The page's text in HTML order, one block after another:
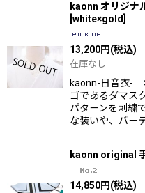
kaonn オリジ
white×gold
13,200円(税込)
在庫なし
kaonn-日音衣-
ゴであるダマス
パターンを刺繍
な装いや、パー
kaonn original
14,850円(税込)